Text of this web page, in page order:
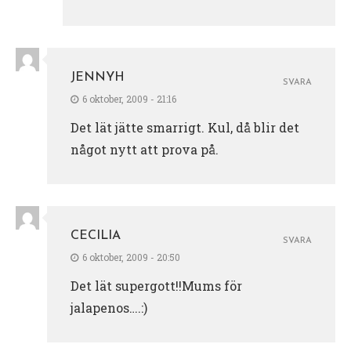
JENNYH
6 oktober, 2009 - 21:16
Det lät jätte smarrigt. Kul, då blir det
något nytt att prova på.
SVARA
CECILIA
6 oktober, 2009 - 20:50
Det lät supergott!!Mums för
jalapenos….:)
SVARA